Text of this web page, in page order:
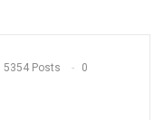
5354 Posts 0